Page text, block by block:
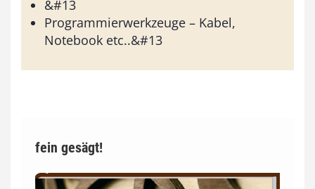
&#13
Programmierwerkzeuge – Kabel,
Notebook etc..&#13
fein gesägt!